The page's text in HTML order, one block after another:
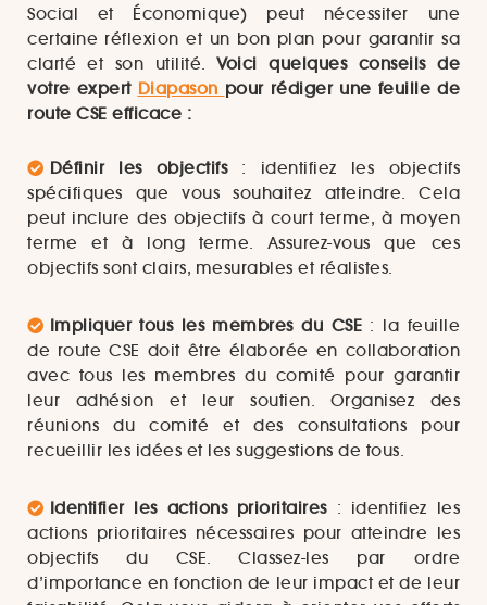
Social et Économique) peut nécessiter une
certaine réflexion et un bon plan pour garantir sa
clarté et son utilité.Voici quelques conseils de
votre expert Diapason pour rédiger une feuille de
route CSE efficace :
Définir les objectifs: identifiez les objectifs
spécifiques que vous souhaitez atteindre. Cela
peut inclure des objectifs à court terme, à moyen
terme et à long terme. Assurez-vous que ces
objectifs sont clairs, mesurables et réalistes.
Impliquer tous les membres du CSE : la feuille
de route CSE doit être élaborée en collaboration
avec tous les membres du comité pour garantir
leur adhésion et leur soutien. Organisez des
réunions du comité et des consultations pour
recueillir les idées et les suggestions de tous.
Identifier les actions prioritaires: identifiez les
actions prioritaires nécessaires pour atteindre les
objectifs du CSE. Classez-les par ordre
d’importance en fonction de leur impact et de leur